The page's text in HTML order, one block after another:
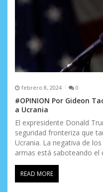
febrero 8, 2024 0
#OPINION Por Gideon
a Ucrania
El expresidente Donald
seguridad fronteriza que
Ucrania. La negativa de
armas está saboteando el
READ MORE